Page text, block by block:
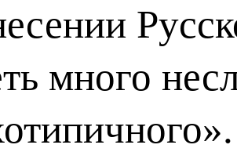
много